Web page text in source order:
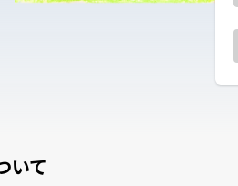
いて